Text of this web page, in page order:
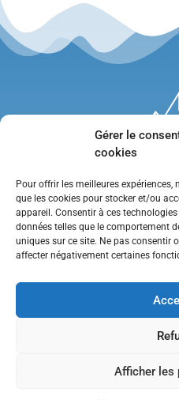
Gérer le
cookies
Pour offrir les meilleures
que les cookies pour stocker et/ou
appareil. Consentir à ces
données telles que le comportement
uniques sur ce site. Ne pas consentir
affecter négativement certaines
Afficher les
•